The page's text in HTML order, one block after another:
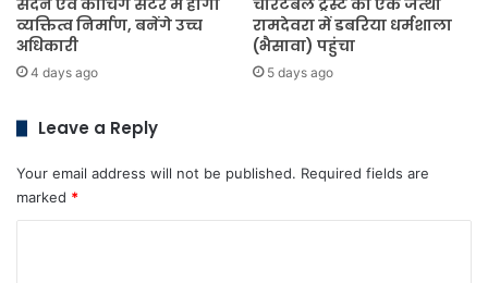
सदन एवं कोचिंग सेंटर में होगा
व्यक्तित्व निर्माण, बनेंगे उच्च
अधिकारी
4 days ago
चैरिटेबल ट्रस्ट का एक जत्था
रामदेवरा में डबरिया धर्मशाला
(भैसावा) पहुंचा
5 days ago
Leave a Reply
Your email address will not be published. Required fields are
marked *